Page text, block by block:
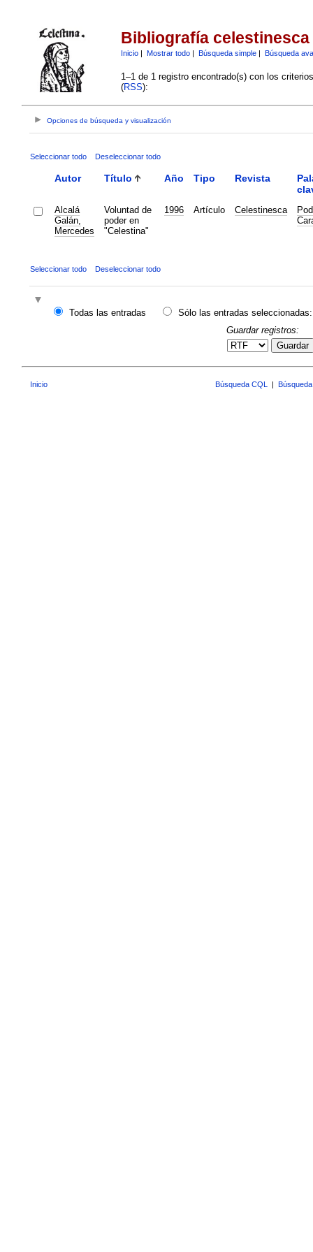
Bibliografía celestinesca
Inicio| Mostrar todo| Búsqueda simple| Búsqueda
1–1 de 1 registro encontrado(s) con los
(RSS):
Opciones de búsqueda y visualización
Seleccionar todo Deseleccionar todo
Autor Título Año Tipo Revista
Alcalá
Galán,
Mercedes
Voluntad de
poder en
"Celestina"
1996 Artículo Celestinesca
Seleccionar todo Deseleccionar todo
Todas las entradas
Sólo las entradas seleccionadas:
Guardar registros:
Guardar
Inicio Búsqueda CQL